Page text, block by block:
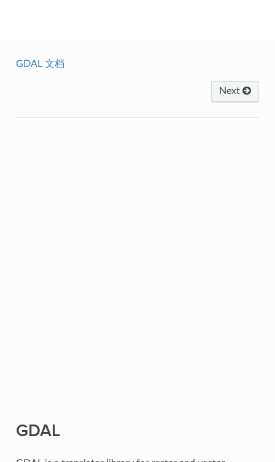
GDAL 文档
Next
GDAL